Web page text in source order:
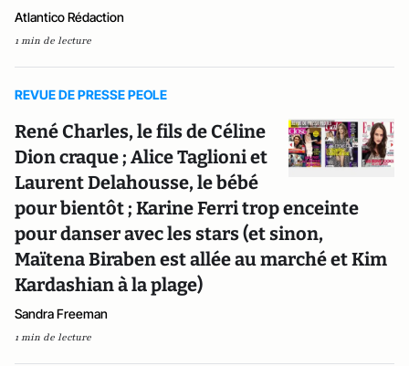
Atlantico Rédaction
1 min de lecture
REVUE DE PRESSE PEOLE
René Charles, le fils de Céline
Dion craque ; Alice Taglioni et
Laurent Delahousse, le bébé
pour bientôt ; Karine Ferri trop enceinte
pour danser avec les stars (et sinon,
Maïtena Biraben est allée au marché et Kim
Kardashian à la plage)
Sandra Freeman
1 min de lecture